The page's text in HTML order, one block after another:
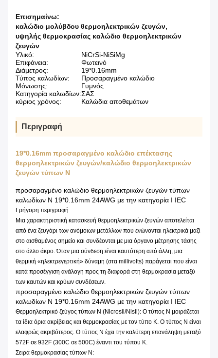
Επισημαίνω:
καλώδιο μολύβδου θερμοηλεκτρικών ζευγών,
υψηλής θερμοκρασίας καλώδιο θερμοηλεκτρικών
ζευγών
Υλικό:
NiCrSi-NiSiMg
Επιφάνεια:
Φωτεινό
Διάμετρος:
19*0.16mm
Τύπος καλωδίων:
Προσαραγμένο καλώδιο
Μόνωσης:
Γυμνός
Κατηγορία καλωδίων:ΣΑΣ
κύριος χρόνος:
Καλώδια αποθεμάτων
Περιγραφή
19*0.16mm προσαραγμένο καλώδιο επέκτασης
θερμοηλεκτρικών ζευγών/καλώδιο θερμοηλεκτρικών
ζευγών τύπων Ν
προσαραγμένο καλώδιο θερμοηλεκτρικών ζευγών τύπων
καλωδίων Ν 19*0.16mm 24AWG με την κατηγορία Ι IEC
Γρήγορη περιγραφή
Μια χαρακτηριστική κατασκευή θερμοηλεκτρικών ζευγών αποτελείται
από ένα ζευγάρι των ανόμοιων μετάλλων που ενώνονται ηλεκτρικά μαζί
στο αισθαμένος σημείο και συνδέονται με μια όργανο μέτρησης τάσης
στο άλλο άκρο. Όταν μια σύνδεση είναι καυτότερη από άλλη, μια
θερμική «ηλεκτρεγερτική» δύναμη (στα millivolts) παράγεται που είναι
κατά προσέγγιση ανάλογη προς τη διαφορά στη θερμοκρασία μεταξύ
των καυτών και κρύων συνδέσεων.
προσαραγμένο καλώδιο θερμοηλεκτρικών ζευγών τύπων
καλωδίων Ν 19*0.16mm 24AWG με την κατηγορία Ι IEC
Θερμοηλεκτρικό ζεύγος τύπων Ν (Nicrosil/Nisil): Ο τύπος Ν μοιράζεται
τα ίδια όρια ακρίβειας και θερμοκρασίας με τον τύπο Κ. Ο τύπος Ν είναι
ελαφρώς ακριβότερος. Ο τύπος Ν έχει την καλύτερη επανάληψη μεταξύ
572F σε 932F (300C σε 500C) έναντι του τύπου Κ.
Σειρά θερμοκρασίας τύπων Ν: